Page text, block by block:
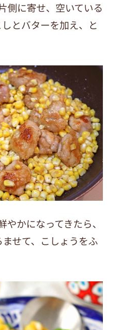
側に寄せ、空いている
とバターを加え、と
かになってきたら、
せて、こしょうをふ